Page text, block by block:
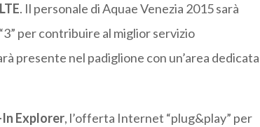
. Il personale di Aquae Venezia 2015 sarà
per contribuire al miglior servizio
presente nel padiglione con un’area dedicata
Explorer, l’offerta Internet “plug&play” per